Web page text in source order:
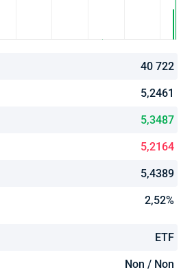
40 722
5,2461
5,3487
5,2164
5,4389
2,52%
ETF
Non / Non